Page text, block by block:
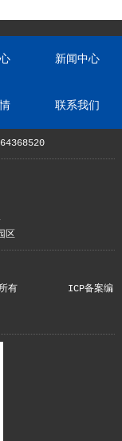
新闻中心
联系我们
区
版权所有 ICP备案编